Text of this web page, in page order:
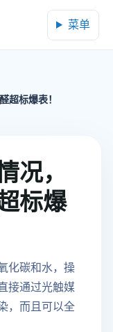
菜单
超标爆表！
况，
标爆
化碳和水，操
接通过光触媒
，而且可以全